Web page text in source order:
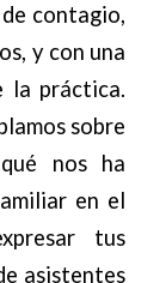
contagio,
y con una
la práctica.
sobre
nos ha
en el
tus
asistentes